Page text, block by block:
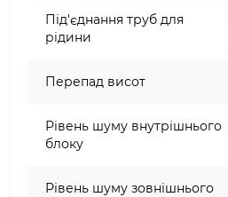
Під'єднання труб для
рідини
Перепад висот
Рівень шуму внутрішнього
блоку
Рівень шуму зовнішнього